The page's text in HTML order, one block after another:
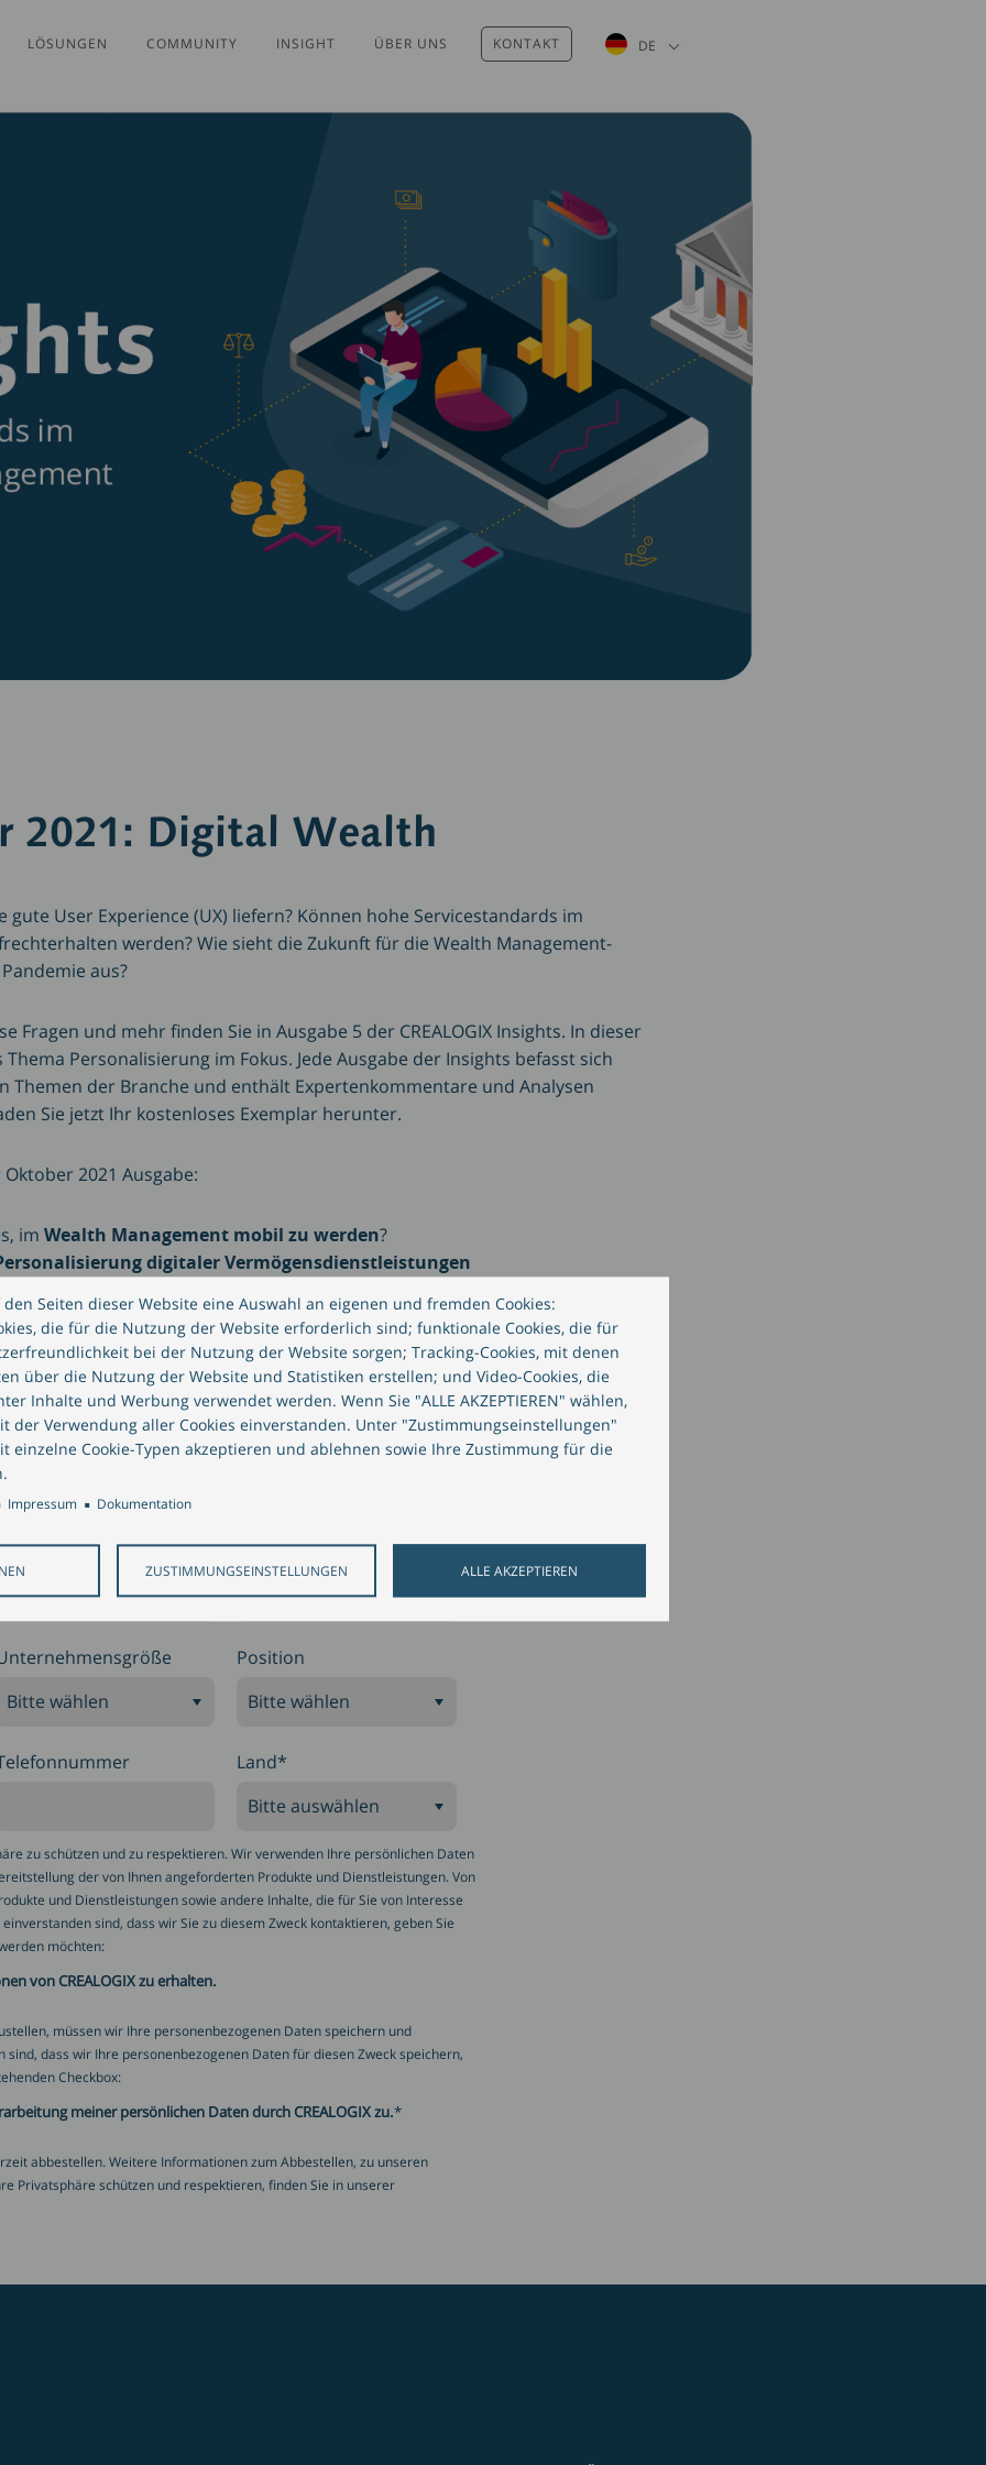
LÖSUNGEN COMMUNITY INSIGHT ÜBER UNS KONTAKT DE Weitere Aktionen auflisten
Seiten dieser Website eine Auswahl an eigenen und fremden Cookies:
die für die Nutzung der Website erforderlich sind; funktionale Cookies, die für
bei der Nutzung der Website sorgen; Tracking-Cookies, mit denen
über die Nutzung der Website und Statistiken erstellen; und Video-Cookies, die
Inhalte und Werbung verwendet werden. Wenn Sie "ALLE AKZEPTIEREN" wählen,
der Verwendung aller Cookies einverstanden. Unter "Zustimmungseinstellungen"
einzelne Cookie-Typen akzeptieren und ablehnen sowie Ihre Zustimmung für die
Impressum Dokumentation
ZUSTIMMUNGSEINSTELLUNGEN ALLE AKZEPTIEREN
2021: Digital Wealth
gute User Experience (UX) liefern? Können hohe Servicestandards im
werden? Wie sieht die Zukunft für die Wealth Management-
aus?
Fragen und mehr finden Sie in Ausgabe 5 der CREALOGIX Insights. In dieser
Personalisierung im Fokus. Jede Ausgabe der Insights befasst sich
Themen der Branche und enthält Expertenkommentare und Analysen
Sie jetzt Ihr kostenloses Exemplar herunter.
2021 Ausgabe:
imWealth Management mobil zu werden?
digitaler Vermögensdienstleistungen
für eine guteUX
dem Lockdownaus Branchen- und Kundensicht
unser neuesterBericht zu Trends in der Vermögensverwaltung
Faktoren den Wandel im Wealth Management vorantreiben und wie Sie
inkludieren können, lesen Siehier.
* Nachname*
Position
Land*
zu schützen und zu respektieren. Wir verwenden Ihre persönlichen Daten
der von Ihnen angeforderten Produkte und Dienstleistungen. Von
und Dienstleistungen sowie andere Inhalte, die für Sie von Interesse
sind, dass wir Sie zu diesem Zweck kontaktieren, geben Sie
möchten:
von CREALOGIX zu erhalten.
müssen wir Ihre personenbezogenen Daten speichern und
dass wir Ihre personenbezogenen Daten für diesen Zweck speichern,
Checkbox:
meiner persönlichen Daten durch CREALOGIX zu.*
abbestellen. Weitere Informationen zum Abbestellen, zu unseren
Privatsphäre schützen und respektieren, finden Sie in unserer